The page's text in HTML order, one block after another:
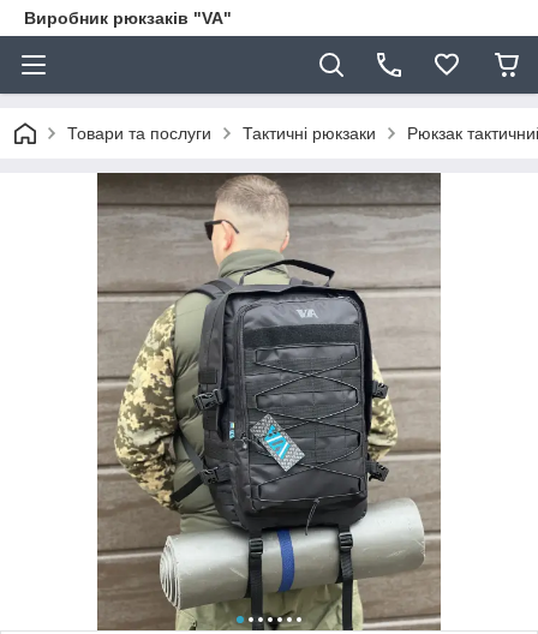
Виробник рюкзаків "VA"
Товари та послуги Тактичні рюкзаки Рюкзак